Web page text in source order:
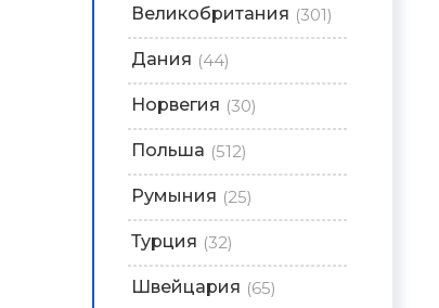
Великобритания (301)
Дания (44)
Норвегия (30)
Польша (512)
Румыния (25)
Турция (32)
Швейцария (65)